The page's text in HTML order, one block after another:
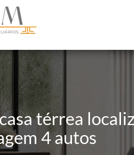
térrea
4 autos